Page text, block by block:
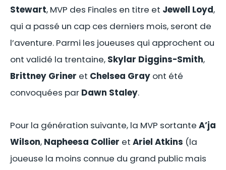
Stewart, MVP des Finales en titre et Jewell Loyd,
qui a passé un cap ces derniers mois, seront de
l’aventure. Parmi les joueuses qui approchent ou
ont validé la trentaine, Skylar Diggins-Smith,
Brittney Griner et Chelsea Gray ont été
convoquées par Dawn Staley.
Pour la génération suivante, la MVP sortante A’ja
Wilson, Napheesa Collier et Ariel Atkins (la
joueuse la moins connue du grand public mais